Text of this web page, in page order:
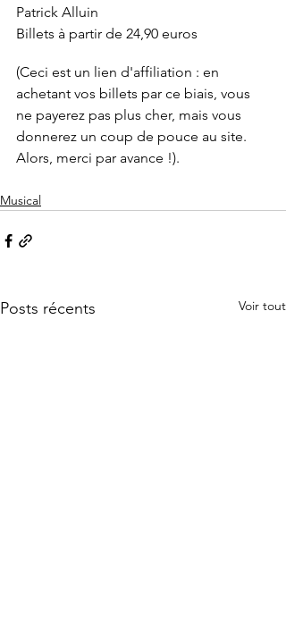
Patrick Alluin
Billets à partir de 24,90 euros
(Ceci est un lien d'affiliation : en
achetant vos billets par ce biais, vous
ne payerez pas plus cher, mais vous
donnerez un coup de pouce au site.
Alors, merci par avance !).
Musical
Posts récents Voir tout